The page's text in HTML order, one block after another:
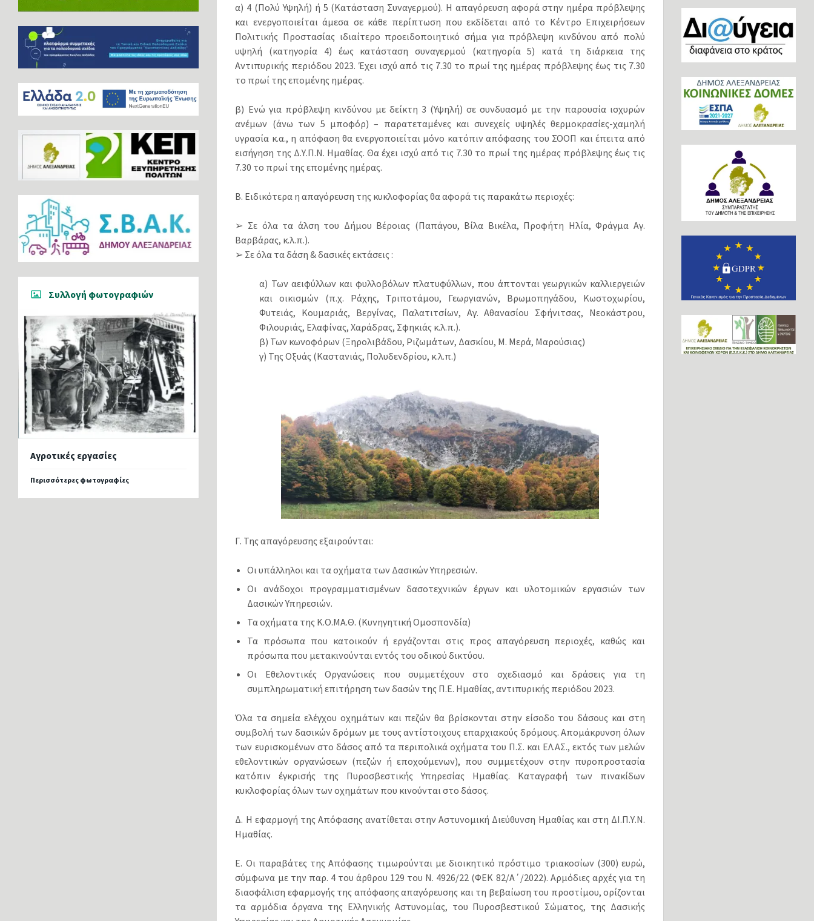
α) 4 (Πολύ Υψηλή) ή 5 (Κατάσταση Συναγερμού). Η απαγόρευση αφορά στην ημέρα πρόβλεψης
και ενεργοποιείται άμεσα σε κάθε περίπτωση που εκδίδεται από το Κέντρο Επιχειρήσεων
Πολιτικής Προστασίας ιδιαίτερο προειδοποιητικό σήμα για πρόβλεψη κινδύνου από πολύ
υψηλή (κατηγορία 4) έως κατάσταση συναγερμού (κατηγορία 5) κατά τη διάρκεια της
Αντιπυρικής περιόδου 2023. Έχει ισχύ από τις 7.30 το πρωί της ημέρας πρόβλεψης έως τις 7.30
το πρωί της επομένης ημέρας.
β) Ενώ για πρόβλεψη κινδύνου με δείκτη 3 (Υψηλή) σε συνδυασμό με την παρουσία ισχυρών
ανέμων (άνω των 5 μποφόρ) – παρατεταμένες και συνεχείς υψηλές θερμοκρασίες-χαμηλή
υγρασία κ.α., η απόφαση θα ενεργοποιείται μόνο κατόπιν απόφασης του ΣΟΟΠ και έπειτα από
εισήγηση της Δ.Υ.Π.Ν. Ημαθίας. Θα έχει ισχύ από τις 7.30 το πρωί της ημέρας πρόβλεψης έως τις
7.30 το πρωί της επομένης ημέρας.
Β. Ειδικότερα η απαγόρευση της κυκλοφορίας θα αφορά τις παρακάτω περιοχές:
➢ Σε όλα τα άλση του Δήμου Βέροιας (Παπάγου, Βίλα Βικέλα, Προφήτη Ηλία, Φράγμα Αγ.
Βαρβάρας, κ.λ.π.).
➢ Σε όλα τα δάση & δασικές εκτάσεις :
α) Των αειφύλλων και φυλλοβόλων πλατυφύλλων, που άπτονται γεωργικών καλλιεργειών
και οικισμών (π.χ. Ράχης, Τριποτάμου, Γεωργιανών, Βρωμοπηγάδου, Κωστοχωρίου,
Φυτειάς, Κουμαριάς, Βεργίνας, Παλατιτσίων, Αγ. Αθανασίου Σφήνιτσας, Νεοκάστρου,
Φιλουριάς, Ελαφίνας, Χαράδρας, Σφηκιάς κ.λ.π.).
β) Των κωνοφόρων (Ξηρολιβάδου, Ριζωμάτων, Δασκίου, Μ. Μερά, Μαρούσιας)
γ) Της Οξυάς (Καστανιάς, Πολυδενδρίου, κ.λ.π.)
Γ. Της απαγόρευσης εξαιρούνται:
Οι υπάλληλοι και τα οχήματα των Δασικών Υπηρεσιών.
Οι ανάδοχοι προγραμματισμένων δασοτεχνικών έργων και υλοτομικών εργασιών των
Δασικών Υπηρεσιών.
Τα οχήματα της Κ.Ο.ΜΑ.Θ. (Κυνηγητική Ομοσπονδία)
Τα πρόσωπα που κατοικούν ή εργάζονται στις προς απαγόρευση περιοχές, καθώς και
πρόσωπα που μετακινούνται εντός του οδικού δικτύου.
Οι Εθελοντικές Οργανώσεις που συμμετέχουν στο σχεδιασμό και δράσεις για τη
συμπληρωματική επιτήρηση των δασών της Π.Ε. Ημαθίας, αντιπυρικής περιόδου 2023.
Όλα τα σημεία ελέγχου οχημάτων και πεζών θα βρίσκονται στην είσοδο του δάσους και στη
συμβολή των δασικών δρόμων με τους αντίστοιχους επαρχιακούς δρόμους. Απομάκρυνση όλων
των ευρισκομένων στο δάσος από τα περιπολικά οχήματα του Π.Σ. και ΕΛ.ΑΣ., εκτός των μελών
εθελοντικών οργανώσεων (πεζών ή εποχούμενων), που συμμετέχουν στην πυροπροστασία
κατόπιν έγκρισής της Πυροσβεστικής Υπηρεσίας Ημαθίας. Καταγραφή των πινακίδων
κυκλοφορίας όλων των οχημάτων που κινούνται στο δάσος.
Δ. Η εφαρμογή της Απόφασης ανατίθεται στην Αστυνομική Διεύθυνση Ημαθίας και στη ΔΙ.Π.Υ.Ν.
Ημαθίας.
Ε. Οι παραβάτες της Απόφασης τιμωρούνται με διοικητικό πρόστιμο τριακοσίων (300) ευρώ,
σύμφωνα με την παρ. 4 του άρθρου 129 του Ν. 4926/22 (ΦΕΚ 82/Α΄/2022). Αρμόδιες αρχές για τη
διασφάλιση εφαρμογής της απόφασης απαγόρευσης και τη βεβαίωση του προστίμου, ορίζονται
τα αρμόδια όργανα της Ελληνικής Αστυνομίας, του Πυροσβεστικού Σώματος, της Δασικής
Συλλογή φωτογραφιών
Αγροτικές εργασίες
Περισσότερες φωτογραφίες